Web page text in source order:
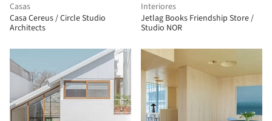
Casas
Casa Cereus / Circle Studio
Architects
Interiores
Jetlag Books Friendship Store /
Studio NOR